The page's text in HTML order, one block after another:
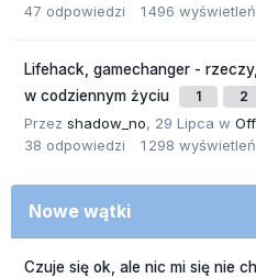
47 odpowiedzi 1 496 wyświetleń
Lifehack, gamechanger -
w codziennym życiu
1 2
Przez shadow_no, 29 Lipca w
38 odpowiedzi 1 298 wyświetleń
Nowe wątki
Czuje się ok, ale nic mi się nie